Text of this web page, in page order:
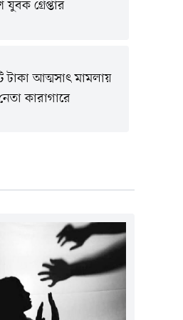
যুবক গ্রেপ্তার
টাকা আত্মসাৎ মামলায়
কারাগারে